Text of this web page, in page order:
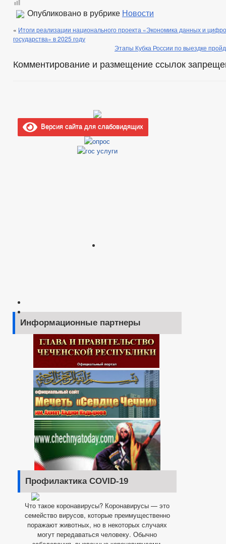
Опубликовано в рубрике Новости
« Итоги реализации национального проекта «Экономика данных и
государства» в 2025 году
Этапы Кубка России по выездке
Комментирование и размещение ссылок
Версия сайта для слабовидящих
Информационные партнеры
Профилактика COVID-19
Что такое коронавирусы? Коронавирусы — это
семейство вирусов, которые преимущественно
поражают животных, но в некоторых случаях
могут передаваться человеку. Обычно